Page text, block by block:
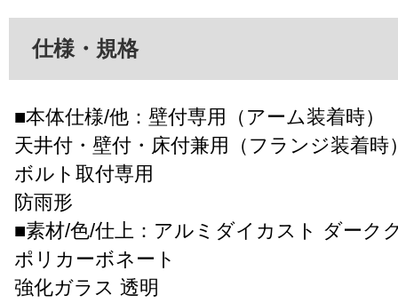
仕様・規格
■本体仕様/他：壁付専用（アーム装着時）
天井付・壁付・床付兼用（フランジ装着時
ボルト取付専用
防雨形
■素材/色/仕上：アルミダイカスト ダーク
ポリカーボネート
強化ガラス 透明